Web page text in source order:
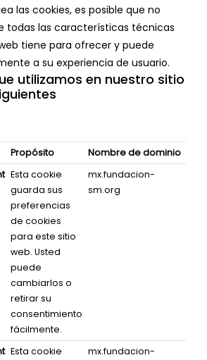
las cookies, es posible que no
todas las características técnicas
tiene para ofrecer y puede
a su experiencia de usuario.
utilizamos en nuestro sitio
Propósito Nombre de dominio
Esta cookie
guarda sus
preferencias
de cookies
para este sitio
web. Usted
puede
cambiarlos o
retirar su
consentimiento
fácilmente.
mx.fundacion-
sm.org
Esta cookie
mx.fundacion-